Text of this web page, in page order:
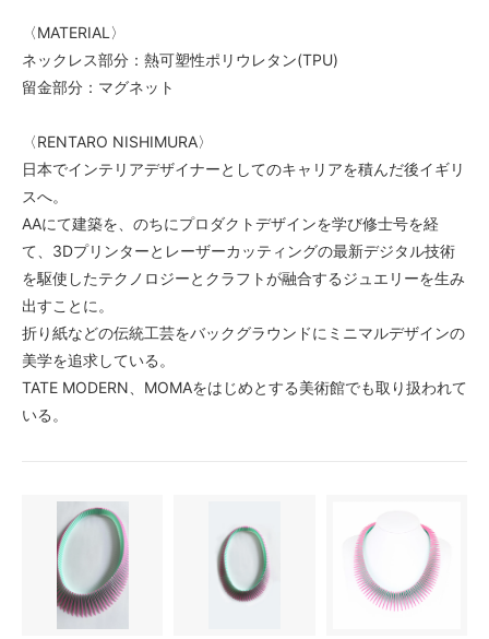
〈MATERIAL〉
ネックレス部分：熱可塑性ポリウレタン(TPU)
留金部分：マグネット
〈RENTARO NISHIMURA〉
日本でインテリアデザイナーとしてのキャリアを積んだ後イギリ
スへ。
AAにて建築を、のちにプロダクトデザインを学び修士号を経
て、3Dプリンターとレーザーカッティングの最新デジタル技術
を駆使したテクノロジーとクラフトが融合するジュエリーを生み
出すことに。
折り紙などの伝統工芸をバックグラウンドにミニマルデザインの
美学を追求している。
TATE MODERN、MOMAをはじめとする美術館でも取り扱われて
いる。